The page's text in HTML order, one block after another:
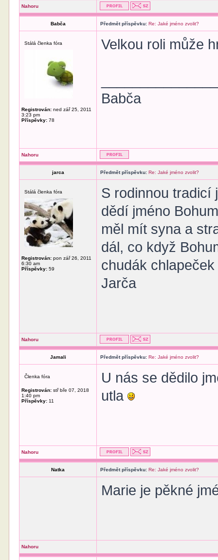
Nahoru
Babča Předmět příspěvku: Re: Jaké jméno zvolit?
Stálá členka fóra
Registrován: ned zář 25, 2011
3:23 pm
Příspěvky: 78
Velkou roli může
Babča
Nahoru
jarca Předmět příspěvku: Re: Jaké jméno zvolit?
Stálá členka fóra
Registrován: pon zář 26, 2011
6:30 am
Příspěvky: 59
S rodinnou tradicí
dědí jméno
měl mít syna a
dál, co když
chudák
Jarča
Nahoru
Jamali Předmět příspěvku: Re: Jaké jméno zvolit?
Členka fóra
Registrován: stř bře 07, 2018
1:40 pm
Příspěvky: 11
U nás se dědilo
utla
Nahoru
Natka Předmět příspěvku: Re: Jaké jméno zvolit?
Marie je pěkné
Nahoru